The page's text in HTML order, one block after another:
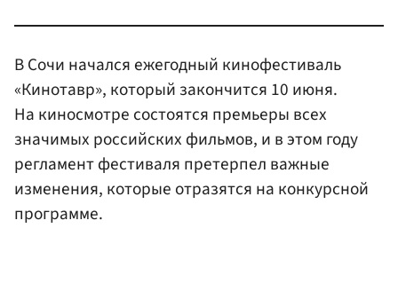
В Сочи начался ежегодный кинофестиваль
«Кинотавр», который закончится 10 июня.
На киносмотре состоятся премьеры всех
значимых российских фильмов, и в этом году
регламент фестиваля претерпел важные
изменения, которые отразятся на конкурсной
программе.